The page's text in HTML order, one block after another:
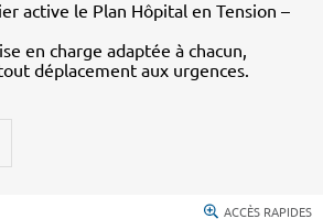
active le Plan Hôpital en Tension –
en charge adaptée à chacun,
déplacement aux urgences.
ACCÈS RAPIDES